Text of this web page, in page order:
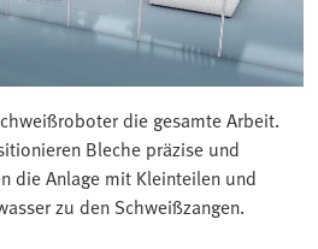
die gesamte Arbeit.
Bleche präzise und
die Anlage mit Kleinteilen und
zu den Schweißzangen.